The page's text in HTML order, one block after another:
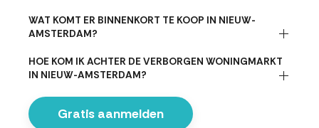
WAT KOMT ER BINNENKORT TE KOOP IN NIEUW-
AMSTERDAM?
HOE KOM IK ACHTER DE VERBORGEN WONINGMARKT
IN NIEUW-AMSTERDAM?
Gratis aanmelden